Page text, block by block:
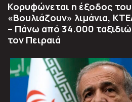
Κορυφώνεται η έξοδος
«Βουλιάζουν» λιμάνια,
– Πάνω από 34.000
τον Πειραιά